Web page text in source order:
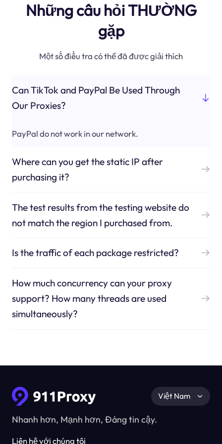
Những câu hỏi THƯỜNG
gặp
Một số điều tra có thể đã được giải thích
Can TikTok and PayPal Be Used Through
Our Proxies?
PayPal do not work in our network.
Where can you get the static IP after
purchasing it?
The test results from the testing website do
not match the region I purchased from.
Is the traffic of each package restricted?
How much concurrency can your proxy
support? How many threads are used
simultaneously?
Nhanh hơn, Mạnh hơn, Đáng tin cậy.
Liên hệ với chúng tôi
Việt Nam